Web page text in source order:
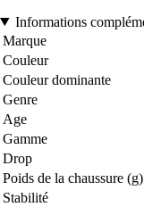
Informations
Marque
Couleur
Couleur dominante
Genre
Age
Gamme
Drop
Poids de la chaussure (g)
Stabilité